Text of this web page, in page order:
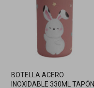
BOTELLA ACERO
INOXIDABLE 330ML TAPÓN